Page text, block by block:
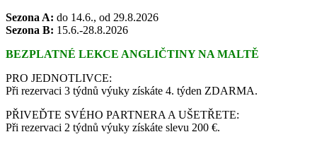
Sezona A: do 14.6., od 29.8.2026
Sezona B: 15.6.-28.8.2026
BEZPLATNÉ LEKCE ANGLIČTINY NA MALTĚ
PRO JEDNOTLIVCE:
Při rezervaci 3 týdnů výuky získáte 4. týden ZDARMA.
PŘIVEĎTE SVÉHO PARTNERA A UŠETŘETE:
Při rezervaci 2 týdnů výuky získáte slevu 200 €.